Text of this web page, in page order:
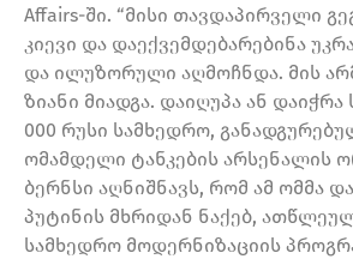
Affairs-ში. “მისი თავდაპირველი
კიევი და დაექვემდებარებინა
და ილუზორული აღმოჩნდა. მის
ზიანი მიადგა. დაიღუპა ან დაიჭრა
000 რუსი სამხედრო,
ომამდელი ტანკების არსენალის
ბერნსი აღნიშნავს, რომ ამ ომმა
პუტინის მხრიდან ნაქებ,
სამხედრო მოდერნიზაციის